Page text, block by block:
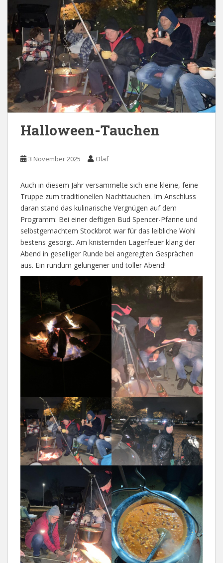
Halloween-Tauchen
3 November 2025 Olaf
Auch in diesem Jahr versammelte sich eine kleine, feine
Truppe zum traditionellen Nachttauchen. Im Anschluss
daran stand das kulinarische Vergnügen auf dem
Programm: Bei einer deftigen Bud Spencer-Pfanne und
selbstgemachtem Stockbrot war für das leibliche Wohl
bestens gesorgt. Am knisternden Lagerfeuer klang der
Abend in geselliger Runde bei angeregten Gesprächen
aus. Ein rundum gelungener und toller Abend!